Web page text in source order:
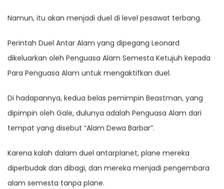
Namun, itu akan menjadi duel di level pesawat terbang.
Perintah Duel Antar Alam yang dipegang Leonard
dikeluarkan oleh Penguasa Alam Semesta Ketujuh kepada
Para Penguasa Alam untuk mengaktifkan duel.
Di hadapannya, kedua belas pemimpin Beastman, yang
dipimpin oleh Gale, dulunya adalah Penguasa Alam dari
tempat yang disebut “Alam Dewa Barbar”.
Karena kalah dalam duel antarplanet, plane mereka
diperbudak dan dibagi, dan mereka menjadi pengembara
alam semesta tanpa plane.